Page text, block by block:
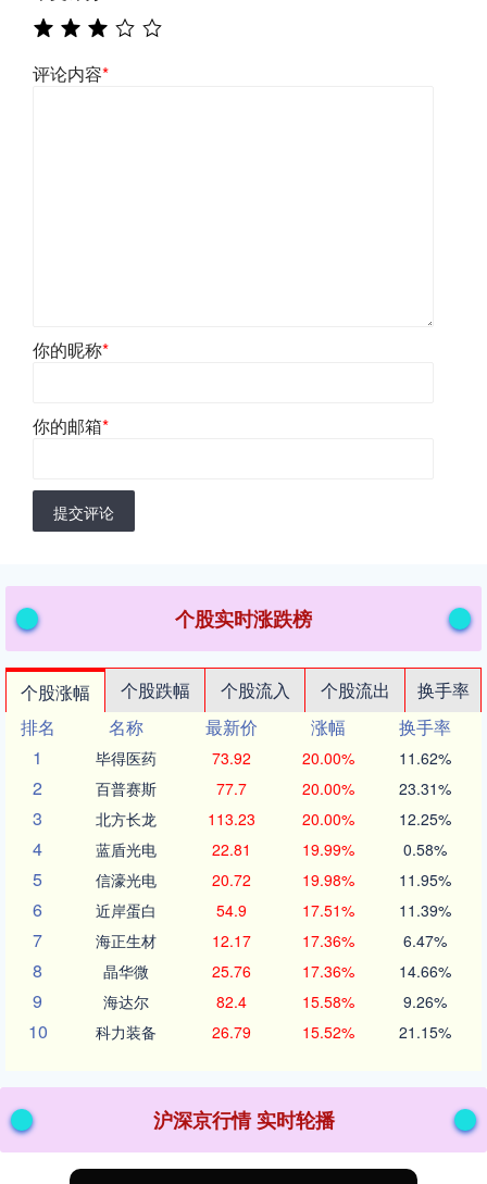
评论内容*
你的昵称*
你的邮箱*
提交评论
个股实时涨跌榜
个股涨幅 个股跌幅 个股流入 个股流出
换手率
排名
名称 最新价 涨幅
换手率
1
毕得医药 73.92 20.00% 11.62%
2 百普赛斯 77.7 20.00% 23.31%
3 北方长龙 113.23 20.00% 12.25%
4 蓝盾光电 22.81 19.99% 0.58%
5 信濠光电 20.72 19.98% 11.95%
6 近岸蛋白 54.9 17.51% 11.39%
7 海正生材 12.17 17.36% 6.47%
8 晶华微 25.76 17.36% 14.66%
9 海达尔 82.4 15.58% 9.26%
10 科力装备 26.79 15.52% 21.15%
沪深京行情 实时轮播